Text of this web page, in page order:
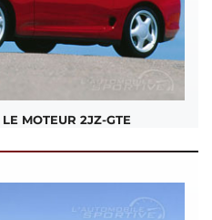
MOTEUR 2JZ-GTE